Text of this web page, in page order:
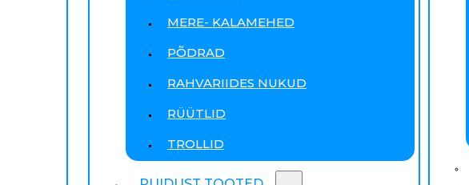
MERE- KALAMEHED
PÕDRAD
RAHVARIIDES NUKUD
RÜÜTLID
TROLLID